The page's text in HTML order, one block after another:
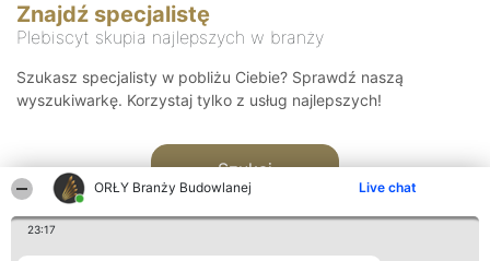
ORŁY Branży Budowlanej Live chat
23:17
Znajdź specjalistę
Plebiscyt skupia najlepszych w branży
Szukasz specjalisty w pobliżu Ciebie? Sprawdź naszą
wyszukiwarkę. Korzystaj tylko z usług najlepszych!
Szukaj